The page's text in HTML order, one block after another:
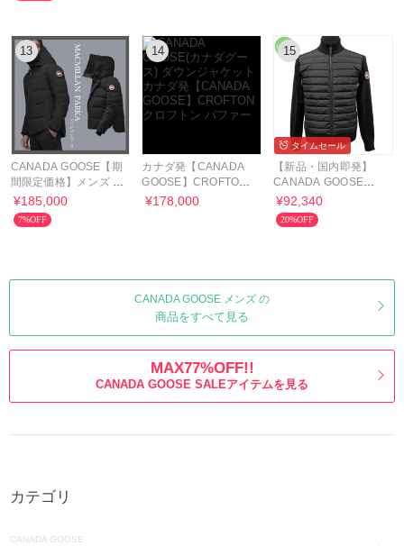
13
CANADA GOOSE【期
間限定価格】メンズ マ
クミランパーカ
MACMILLAN
¥185,000
7%OFF
14
カナダ発【CANADA
GOOSE】CROFTON
クロフトン パファー
¥178,000
15
タイムセール
【新品・国内即発】
CANADA GOOSE
6830M 9061 ニット
ジャケット
¥92,340
20%OFF
CANADA GOOSE メンズ の
商品をすべて見る
MAX77%OFF!!
CANADA GOOSE SALEアイテムを見る
カテゴリ
CANADA GOOSE